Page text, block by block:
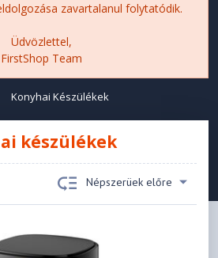
zavartalanul folytatódik.
Üdvözlettel,
FirstShop Team
Konyhai Készülékek
készülékek
Népszerüek előre